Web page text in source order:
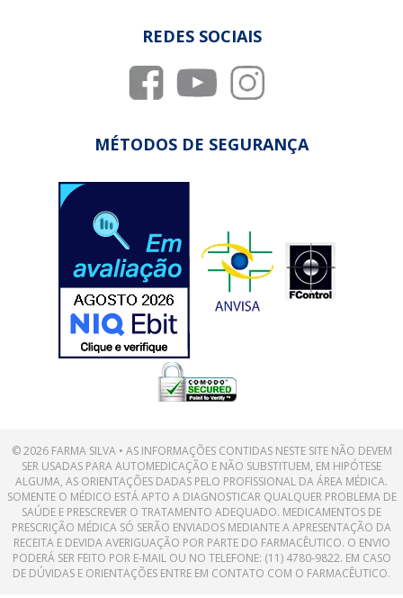
REDES SOCIAIS
MÉTODOS DE SEGURANÇA
© 2026 FARMA SILVA • AS INFORMAÇÕES CONTIDAS NESTE SITE NÃO DEVEM
SER USADAS PARA AUTOMEDICAÇÃO E NÃO SUBSTITUEM, EM HIPÓTESE
ALGUMA, AS ORIENTAÇÕES DADAS PELO PROFISSIONAL DA ÁREA MÉDICA.
SOMENTE O MÉDICO ESTÁ APTO A DIAGNOSTICAR QUALQUER PROBLEMA DE
SAÚDE E PRESCREVER O TRATAMENTO ADEQUADO. MEDICAMENTOS DE
PRESCRIÇÃO MÉDICA SÓ SERÃO ENVIADOS MEDIANTE A APRESENTAÇÃO DA
RECEITA E DEVIDA AVERIGUAÇÃO POR PARTE DO FARMACÊUTICO. O ENVIO
PODERÁ SER FEITO POR E-MAIL OU NO TELEFONE: (11) 4780-9822. EM CASO
DE DÚVIDAS E ORIENTAÇÕES ENTRE EM CONTATO COM O FARMACÊUTICO.